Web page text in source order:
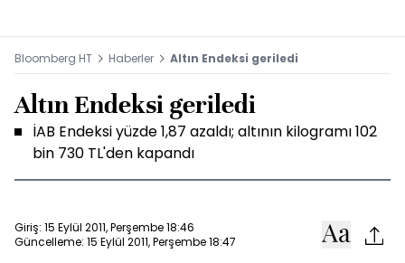
Bloomberg HT Haberler Altın Endeksi geriledi
Altın Endeksi geriledi
İAB Endeksi yüzde 1,87 azaldı; altının kilogramı 102
bin 730 TL'den kapandı
Giriş: 15 Eylül 2011, Perşembe 18:46
Güncelleme: 15 Eylül 2011, Perşembe 18:47